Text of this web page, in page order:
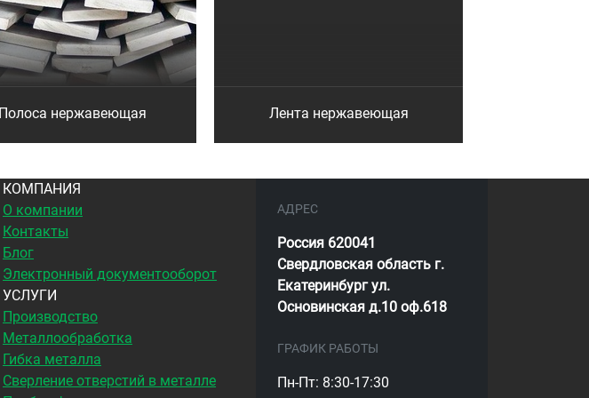
Полоса нержавеющая Лента нержавеющая
КОМПАНИЯ
О компании
Контакты
Блог
Электронный документооборот
УСЛУГИ
Производство
Металлообработка
Гибка металла
Сверление отверстий в металле
АДРЕС
Россия 620041
Свердловская область г.
Екатеринбург ул.
Основинская д.10 оф.618
ГРАФИК РАБОТЫ
Пн-Пт: 8:30-17:30